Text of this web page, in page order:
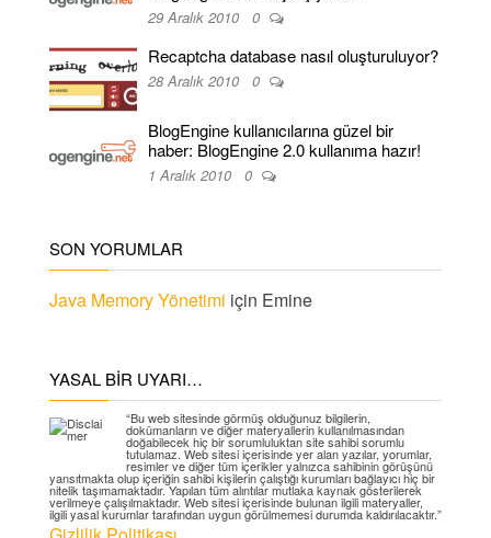
29 Aralık 2010 0
Recaptcha database nasıl oluşturuluyor?
28 Aralık 2010 0
BlogEngine kullanıcılarına güzel bir
haber: BlogEngine 2.0 kullanıma hazır!
1 Aralık 2010 0
SON YORUMLAR
Java Memory Yönetimi için Emine
YASAL BIR UYARI…
“Bu web sitesinde görmüş olduğunuz bilgilerin,
dokümanların ve diğer materyallerin kullanılmasından
doğabilecek hiç bir sorumluluktan site sahibi sorumlu
tutulamaz. Web sitesi içerisinde yer alan yazılar, yorumlar,
resimler ve diğer tüm içerikler yalnızca sahibinin görüşünü
yansıtmakta olup içeriğin sahibi kişilerin çalıştığı kurumları bağlayıcı hiç bir
nitelik taşımamaktadır. Yapılan tüm alıntılar mutlaka kaynak gösterilerek
verilmeye çalışılmaktadır. Web sitesi içerisinde bulunan ilgili materyaller,
ilgili yasal kurumlar tarafından uygun görülmemesi durumda kaldırılacaktır.”